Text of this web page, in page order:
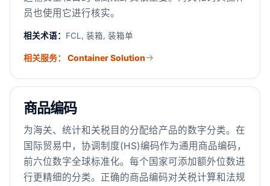
员也使用它进行核实。
相关术语： FCL, 装箱, 装箱单
相关服务： Container Solution
商品编码
为海关、统计和关税目的分配给产品的数字分类。在
国际贸易中，协调制度(HS)编码作为通用商品编码，
前六位数字全球标准化。每个国家可添加额外位数进
行更精细的分类。正确的商品编码对关税计算和法规